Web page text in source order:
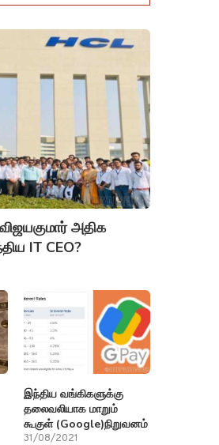
அதிக
IT CEO?
இந்திய வங்கிகளுக்கு
தலைவலியாக மாறும்
கூகுள் (Google)நிறுவனம்
31/08/2021